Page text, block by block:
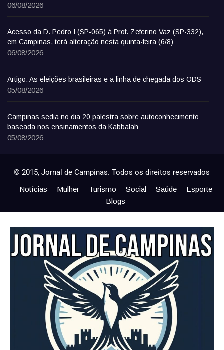
06/08/2026
Acesso da D. Pedro I (SP-065) à Prof. Zeferino Vaz (SP-332),
em Campinas, terá alteração nesta quinta-feira (6/8)
06/08/2026
Artigo: As eleições brasileiras e a linha de chegada dos ODS
05/08/2026
Campinas sedia no dia 20 palestra sobre autoconhecimento
baseada nos ensinamentos da Kabbalah
05/08/2026
© 2015, Jornal de Campinas. Todos os direitos reservados
Notícias Mulher Turismo Social Saúde
Esporte
Blogs